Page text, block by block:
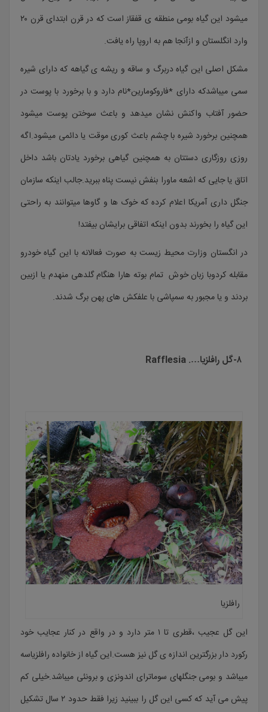
میشود این گیاه بومی منطقه ی قفقاز است که در قرن ابتدای قرن ۲۰
وارد انگلستان و ازآنجا هم به اروپا راه یافت.
مشکل اصلی این گیاه دربرگ و ساقه و ریشه ی گیاهه که دارای شیره
سمی میباشدکه دارای *فاروکومارین*نام دارد و با برخورد با پوست در
حضور آفتاب واکنش نشان میدهد و باعث سوختن پوست میشود
همچنین برخورد شیره با چشم باعث کوری موقت یا دائمی میشود.اگه
روزی روزگاری دستتان به همچنین گیاهی برخورد یادتان باشد داخل
اتاق یا جایی که اشعه ماورا بنفش نیست پناه ببرید.جالب اینکه سازمان
جنگل داری آمریکا اعلام کرده که خوک ها و گاوها میتوانند به راحتی
این گیاه را بخورند بدون اینکه اتفاقی برایشان بیفتد!
در انگستان وزارت محیط زیست به صورت فعالانه با این گیاه خودرو
مقابله کردوبا زبان خوش تمام بوته هارا هنگام گلدهی منهدم یا ازبین
بردند و یا مجبور به سمپاشی با علفکش های پهن برگ شدند.
۸-گل رافلزیا…. Rafflesia
رافلزیا
این گل عجیب ،قطری تا ۱ متر دارد و در واقع در کنار عجایب خود
رکورد دار بزرگترین اندازه ی گل نیز هست.این گیاه از خانواده رافلزیاسه
میباشد و بومی جنگلهای سوماترای اندونزی و برونئی میباشد.خیلی کم
پیش می آید که کسی این گل را ببینید زیرا فقط حدود ۲ سال تشکیل